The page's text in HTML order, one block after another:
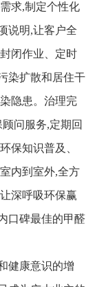
求,制定个性化
说明,让客户全
闭作业、定时
染扩散和居住干
隐患。治理完
问服务,定期回
保知识普及、
内到室外,全方
深呼吸环保赢
口碑最佳的甲醛
健康意识的增